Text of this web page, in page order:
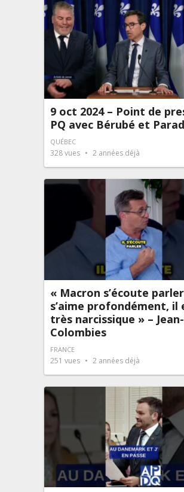
9 oct 2024 – Point de
PQ avec Bérubé et
QUÉBEC
328vues 2 années déjà
« Macron s’écoute
s’aime profondément, il
très narcissique » –
Colombies
FRANCE
251 vues 2 années déjà